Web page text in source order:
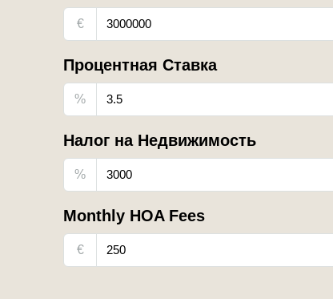
€
Процентная Ставка
%
Налог на Недвижимость
%
Monthly HOA Fees
€